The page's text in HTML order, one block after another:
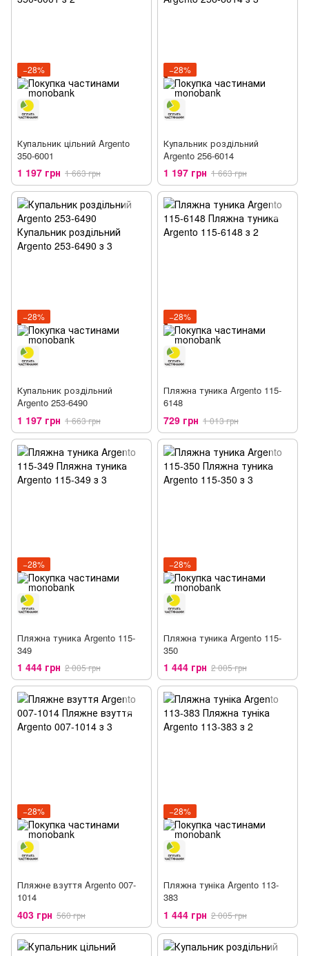
−28%
Купальник цільний Argento
350-6001
1 197 грн 1 663 грн
−28%
Купальник роздільний
Argento 256-6014
1 197 грн 1 663 грн
−28%
Купальник роздільний
Argento 253-6490
1 197 грн 1 663 грн
−28%
Пляжна туника Argento 115-
6148
729 грн 1 013 грн
−28%
Пляжна туника Argento 115-
349
1 444 грн 2 005 грн
−28%
Пляжна туника Argento 115-
350
1 444 грн 2 005 грн
−28%
Пляжне взуття Argento 007-
1014
403 грн 560 грн
−28%
Пляжна туніка Argento 113-
383
1 444 грн 2 005 грн